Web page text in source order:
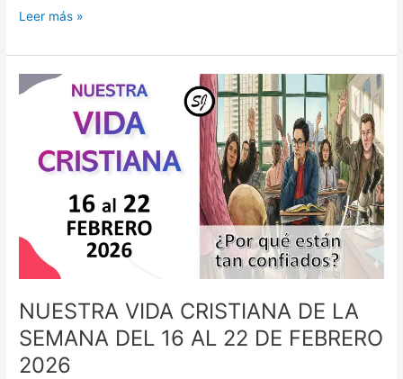
Nuestra
Cristiana
Semana
del
Leer más »
NUESTRA VIDA CRISTIANA DE LA
SEMANA DEL 16 AL 22 DE FEBRERO
2026